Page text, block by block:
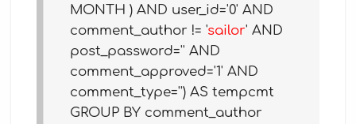
MONTH ) AND user_id='0' AND
comment_author != 'sailor' AND
post_password='' AND
comment_approved='1' AND
comment_type='') AS tempcmt
GROUP BY comment_author